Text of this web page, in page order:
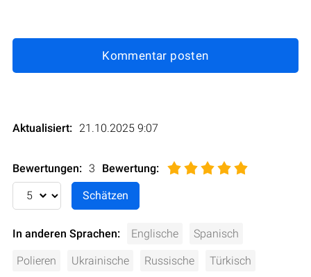
Kommentar posten
Aktualisiert: 21.10.2025 9:07
Bewertungen: 3 Bewertung:
In anderen Sprachen: Englische Spanisch
Polieren Ukrainische Russische Türkisch